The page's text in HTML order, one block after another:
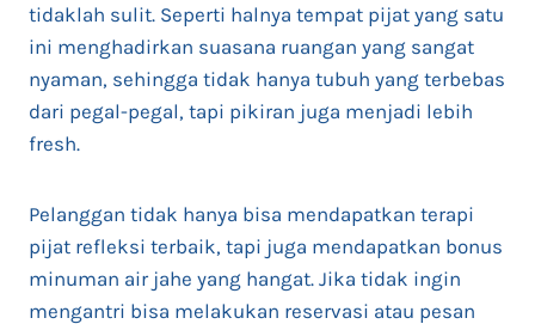
tidaklah sulit. Seperti halnya tempat pijat yang satu
ini menghadirkan suasana ruangan yang sangat
nyaman, sehingga tidak hanya tubuh yang terbebas
dari pegal-pegal, tapi pikiran juga menjadi lebih
fresh.
Pelanggan tidak hanya bisa mendapatkan terapi
pijat refleksi terbaik, tapi juga mendapatkan bonus
minuman air jahe yang hangat. Jika tidak ingin
mengantri bisa melakukan reservasi atau pesan